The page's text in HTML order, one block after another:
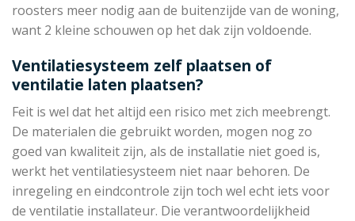
roosters meer nodig aan de buitenzijde van de woning,
want 2 kleine schouwen op het dak zijn voldoende.
Ventilatiesysteem zelf plaatsen of
ventilatie laten plaatsen?
Feit is wel dat het altijd een risico met zich meebrengt.
De materialen die gebruikt worden, mogen nog zo
goed van kwaliteit zijn, als de installatie niet goed is,
werkt het ventilatiesysteem niet naar behoren. De
inregeling en eindcontrole zijn toch wel echt iets voor
de ventilatie installateur. Die verantwoordelijkheid